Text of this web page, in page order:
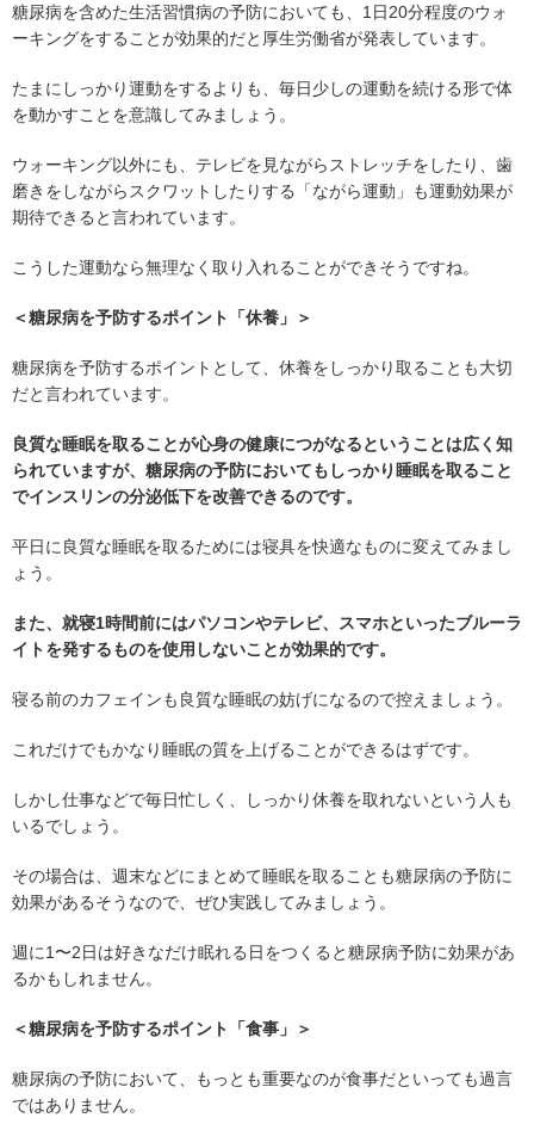
糖尿病を含めた生活習慣病の予防においても、1日20分程度のウォ
ーキングをすることが効果的だと厚生労働省が発表しています。
たまにしっかり運動をするよりも、毎日少しの運動を続ける形で体
を動かすことを意識してみましょう。
ウォーキング以外にも、テレビを見ながらストレッチをしたり、歯
磨きをしながらスクワットしたりする「ながら運動」も運動効果が
期待できると言われています。
こうした運動なら無理なく取り入れることができそうですね。
＜糖尿病を予防するポイント「休養」＞
糖尿病を予防するポイントとして、休養をしっかり取ることも大切
だと言われています。
良質な睡眠を取ることが心身の健康につがなるということは広く知
られていますが、糖尿病の予防においてもしっかり睡眠を取ること
でインスリンの分泌低下を改善できるのです。
平日に良質な睡眠を取るためには寝具を快適なものに変えてみまし
ょう。
また、就寝1時間前にはパソコンやテレビ、スマホといったブルーラ
イトを発するものを使用しないことが効果的です。
寝る前のカフェインも良質な睡眠の妨げになるので控えましょう。
これだけでもかなり睡眠の質を上げることができるはずです。
しかし仕事などで毎日忙しく、しっかり休養を取れないという人も
いるでしょう。
その場合は、週末などにまとめて睡眠を取ることも糖尿病の予防に
効果があるそうなので、ぜひ実践してみましょう。
週に1〜2日は好きなだけ眠れる日をつくると糖尿病予防に効果があ
るかもしれません。
＜糖尿病を予防するポイント「食事」＞
糖尿病の予防において、もっとも重要なのが食事だといっても過言
ではありません。